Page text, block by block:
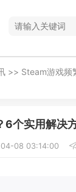
>> Steam游戏频
个实用解决
08 03:14:00